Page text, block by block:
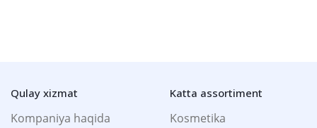
Qulay xizmat
Kompaniya haqida
Katta assortiment
Kosmetika